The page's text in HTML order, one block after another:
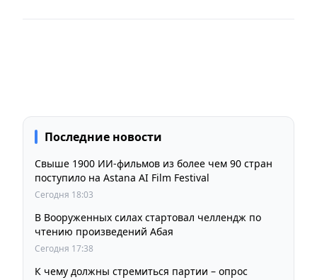
Последние новости
Свыше 1900 ИИ-фильмов из более чем 90 стран
поступило на Astana AI Film Festival
Сегодня 18:03
В Вооруженных силах стартовал челлендж по
чтению произведений Абая
Сегодня 17:38
К чему должны стремиться партии – опрос